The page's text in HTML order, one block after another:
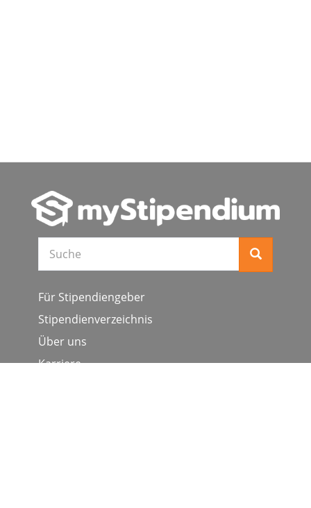
Suche
Für Stipendiengeber
Stipendienverzeichnis
Über uns
Karriere